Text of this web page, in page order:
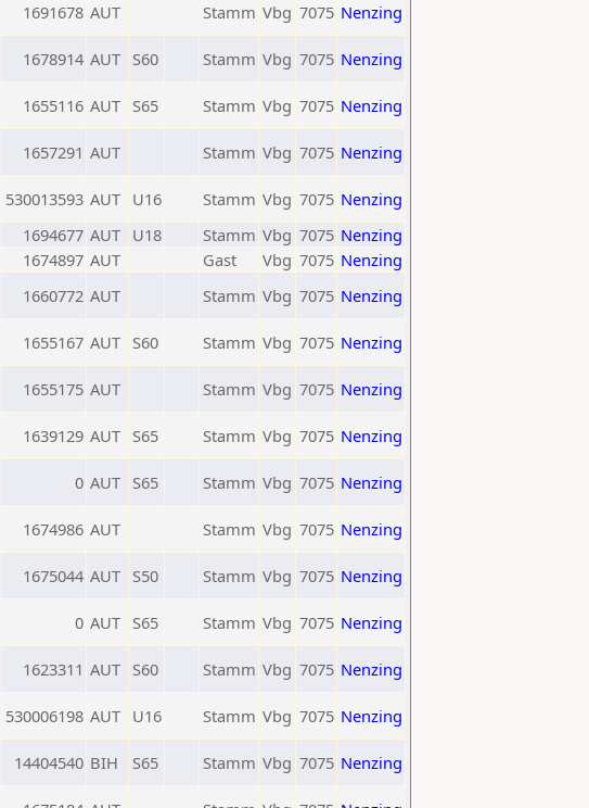
1691678 AUT Stamm Vbg 7075 Nenzing
1678914 AUT S60 Stamm Vbg 7075 Nenzing
1655116 AUT S65 Stamm Vbg 7075 Nenzing
1657291 AUT Stamm Vbg 7075 Nenzing
530013593 AUT U16 Stamm Vbg 7075 Nenzing
1694677 AUT U18 Stamm Vbg 7075 Nenzing
1674897 AUT Gast Vbg 7075 Nenzing
1660772 AUT Stamm Vbg 7075 Nenzing
1655167 AUT S60 Stamm Vbg 7075 Nenzing
1655175 AUT Stamm Vbg 7075 Nenzing
1639129 AUT S65 Stamm Vbg 7075 Nenzing
0 AUT S65 Stamm Vbg 7075 Nenzing
1674986 AUT Stamm Vbg 7075 Nenzing
1675044 AUT S50 Stamm Vbg 7075 Nenzing
0 AUT S65 Stamm Vbg 7075 Nenzing
1623311 AUT S60 Stamm Vbg 7075 Nenzing
530006198 AUT U16 Stamm Vbg 7075 Nenzing
14404540 BIH S65 Stamm Vbg 7075 Nenzing